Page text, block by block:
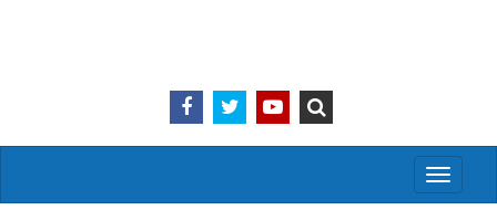
Activar/
menú